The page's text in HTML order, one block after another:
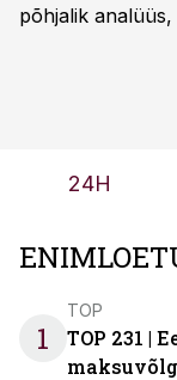
põhjalik
OÜ tegevjuht
24H
1
TOP
TOP 231 |